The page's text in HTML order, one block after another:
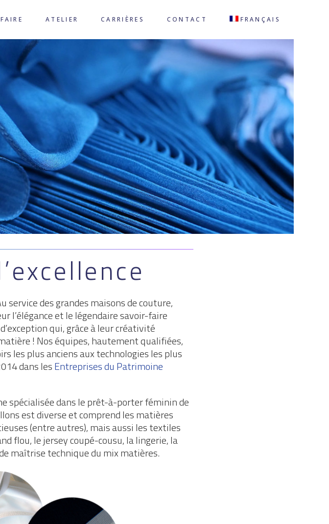
ATELIER CARRIÈRES CONTACT FRANÇAIS
service des grandes maisons de couture,
l’élégance et le légendaire savoir-faire
qui, grâce à leur créativité
! Nos équipes, hautement qualifiées,
les plus anciens aux technologies les plus
dans lesEntreprises du Patrimoine
spécialisée dans le prêt-à-porter féminin de
est diverse et comprend les matières
(entre autres), mais aussi les textiles
flou, le jersey coupé-cousu, la lingerie, la
maîtrise technique du mix matières.